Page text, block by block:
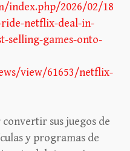
index.php/2026/02/18
netflix-deal-in-
selling-games-onto-
view/61653/netflix-
sus juegos de
y programas de